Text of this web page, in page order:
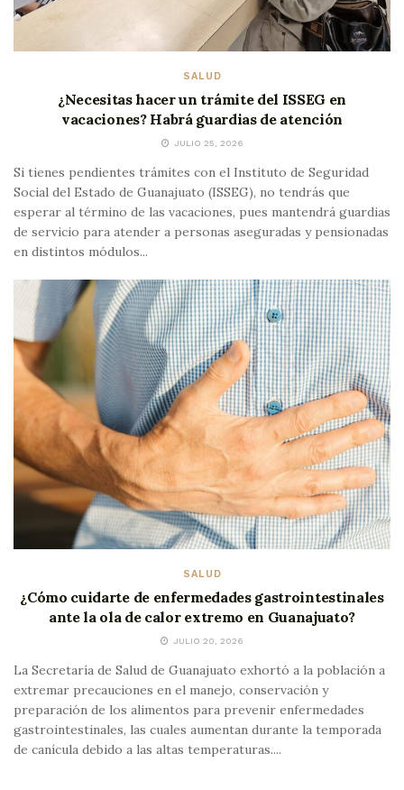
SALUD
¿Necesitas hacer un trámite del ISSEG en
vacaciones? Habrá guardias de atención
JULIO 25, 2026
Si tienes pendientes trámites con el Instituto de Seguridad
Social del Estado de Guanajuato (ISSEG), no tendrás que
esperar al término de las vacaciones, pues mantendrá guardias
de servicio para atender a personas aseguradas y pensionadas
en distintos módulos...
SALUD
¿Cómo cuidarte de enfermedades gastrointestinales
ante la ola de calor extremo en Guanajuato?
JULIO 20, 2026
La Secretaría de Salud de Guanajuato exhortó a la población a
extremar precauciones en el manejo, conservación y
preparación de los alimentos para prevenir enfermedades
gastrointestinales, las cuales aumentan durante la temporada
de canícula debido a las altas temperaturas....